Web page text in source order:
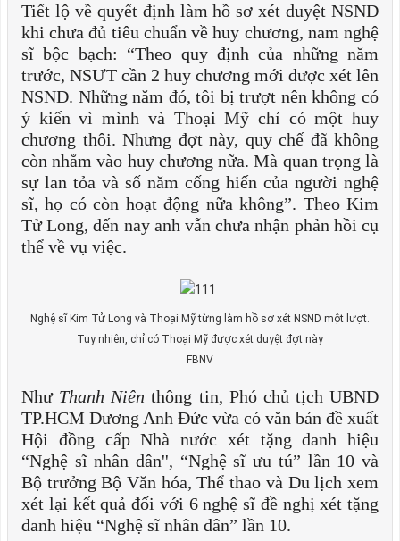
Tiết lộ về quyết định làm hồ sơ xét duyệt NSND
khi chưa đủ tiêu chuẩn về huy chương, nam nghệ
sĩ bộc bạch: “Theo quy định của những năm
trước, NSƯT cần 2 huy chương mới được xét lên
NSND. Những năm đó, tôi bị trượt nên không có
ý kiến vì mình và Thoại Mỹ chỉ có một huy
chương thôi. Nhưng đợt này, quy chế đã không
còn nhắm vào huy chương nữa. Mà quan trọng là
sự lan tỏa và số năm cống hiến của người nghệ
sĩ, họ có còn hoạt động nữa không”. Theo Kim
Tử Long, đến nay anh vẫn chưa nhận phản hồi cụ
thể về vụ việc.
Nghệ sĩ Kim Tử Long và Thoại Mỹ từng làm hồ sơ xét NSND một lượt.
Tuy nhiên, chỉ có Thoại Mỹ được xét duyệt đợt này
FBNV
Như Thanh Niên thông tin, Phó chủ tịch UBND
TP.HCM Dương Anh Đức vừa có văn bản đề xuất
Hội đồng cấp Nhà nước xét tặng danh hiệu
“Nghệ sĩ nhân dân'', “Nghệ sĩ ưu tú” lần 10 và
Bộ trưởng Bộ Văn hóa, Thể thao và Du lịch xem
xét lại kết quả đối với 6 nghệ sĩ đề nghị xét tặng
danh hiệu “Nghệ sĩ nhân dân” lần 10.